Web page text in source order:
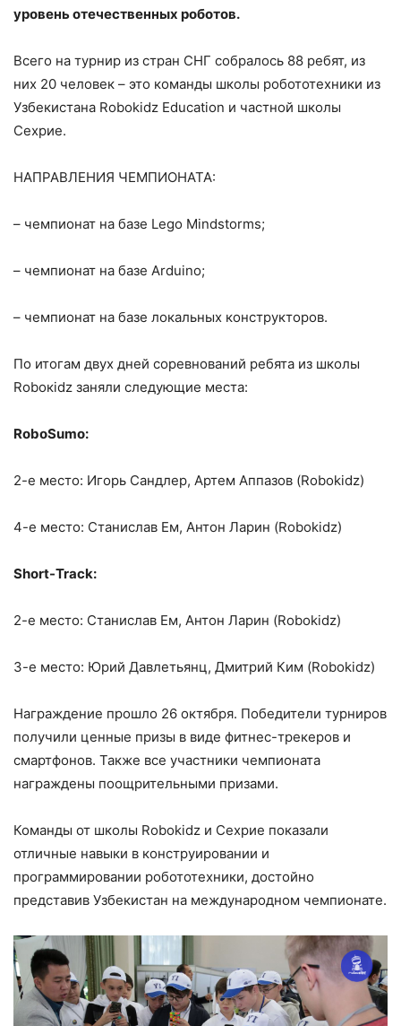
уровень отечественных роботов.
Всего на турнир из стран СНГ собралось 88 ребят, из
них 20 человек – это команды школы робототехники из
Узбекистана Robokidz Education и частной школы
Сехрие.
НАПРАВЛЕНИЯ ЧЕМПИОНАТА:
– чемпионат на базе Lego Mindstorms;
– чемпионат на базе Arduino;
– чемпионат на базе локальных конструкторов.
По итогам двух дней соревнований ребята из школы
Roboкidz заняли следующие места:
RoboSumo:
2-е место: Игорь Сандлер, Артем Аппазов (Robokidz)
4-е место: Станислав Ем, Антон Ларин (Robokidz)
Short-Track:
2-е место: Станислав Ем, Антон Ларин (Robokidz)
3-е место: Юрий Давлетьянц, Дмитрий Ким (Robokidz)
Награждение прошло 26 октября. Победители турниров
получили ценные призы в виде фитнес-трекеров и
смартфонов. Также все участники чемпионата
награждены поощрительными призами.
Команды от школы Robokidz и Сехрие показали
отличные навыки в конструировании и
программировании робототехники, достойно
представив Узбекистан на международном чемпионате.